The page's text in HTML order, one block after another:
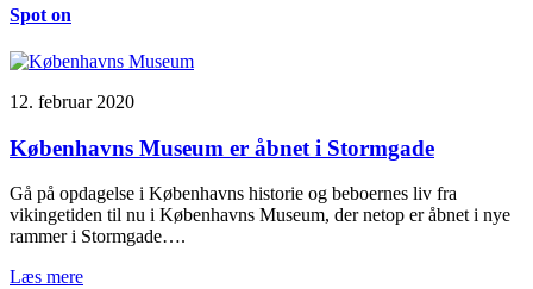
Spot on
12. februar 2020
Københavns Museum er åbnet i Stormgade
Gå på opdagelse i Københavns historie og beboernes liv fra
vikingetiden til nu i Københavns Museum, der netop er åbnet i nye
rammer i Stormgade….
Læs mere